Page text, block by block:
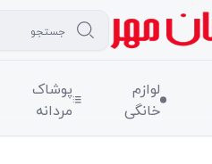
لوازم
خانگی
پوشاک
مردانه